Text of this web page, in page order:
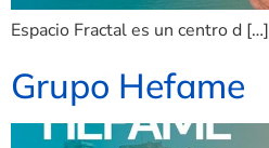
Espacio Fractal es un centro d […]
Grupo Hefame